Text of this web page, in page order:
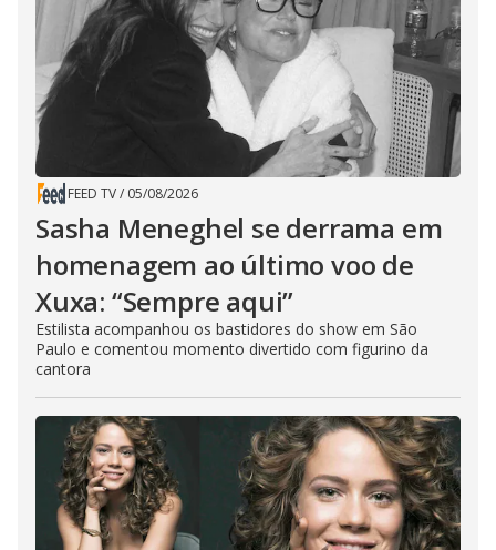
FEED TV/ 05/08/2026
Sasha Meneghel se derrama em
homenagem ao último voo de
Xuxa: “Sempre aqui”
Estilista acompanhou os bastidores do show em São
Paulo e comentou momento divertido com figurino da
cantora